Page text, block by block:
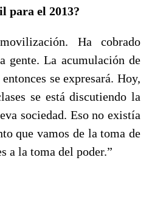
para el 2013?
Ha cobrado
gente. La acumulación de
se expresará. Hoy,
se está discutiendo la
sociedad. Eso no existía
que vamos de la toma de
a la toma del poder.”